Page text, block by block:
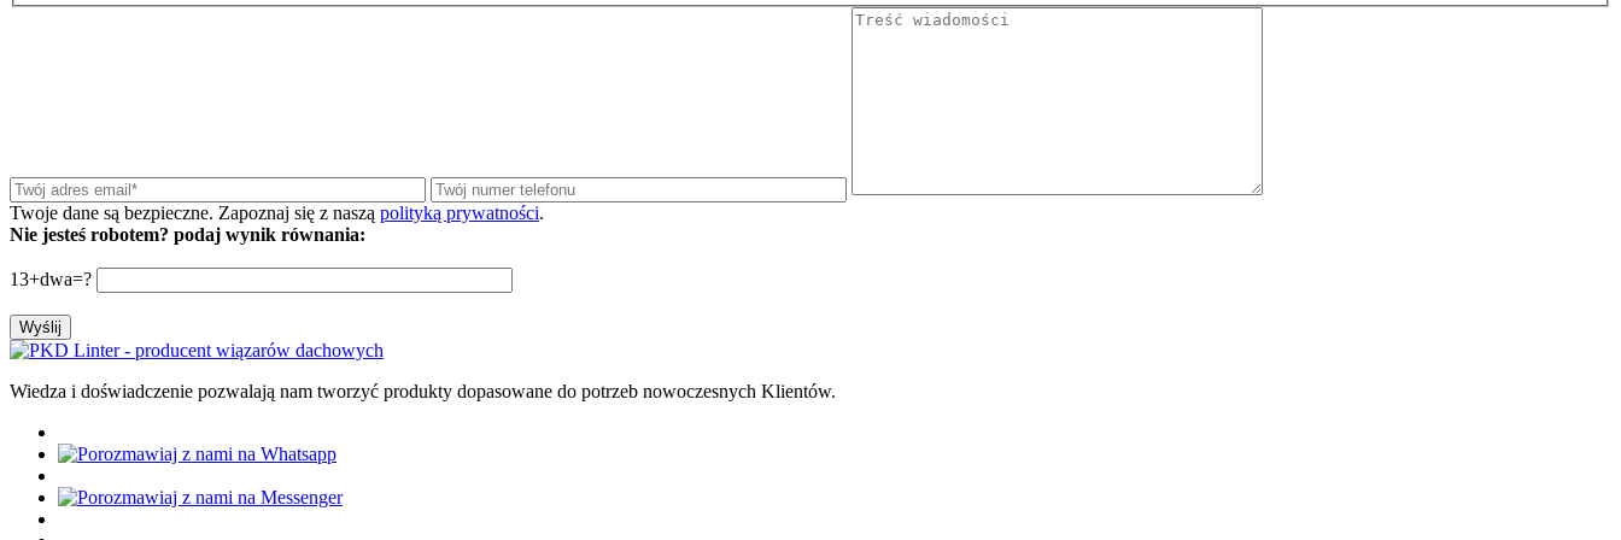
Twoje dane są bezpieczne. Zapoznaj się z naszą polityką prywatności.
Nie jesteś robotem? podaj wynik równania:
13+dwa=?
Wiedza i doświadczenie pozwalają nam tworzyć produkty dopasowane do potrzeb nowoczesnych Klientów.